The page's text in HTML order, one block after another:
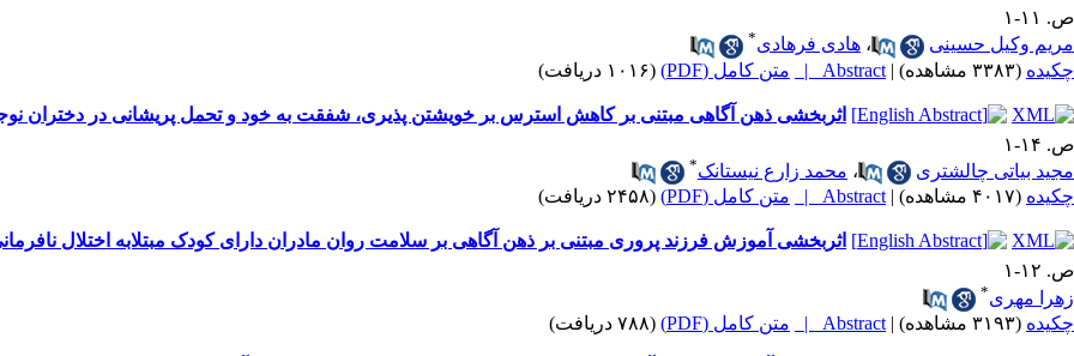
ص. ۱۱-۱
مریم وکیل حسینی
، هادی فرهادی*
چکیده (۳۳۸۳ مشاهده) |
Abstract | متن کامل (PDF) (۱۰۱۶ دریافت)
اثربخشی ذهن آگاهی مبتنی بر کاهش استرس بر خویشتن پذیری، شفقت به خود و تحمل پریشانی در دختران
ص. ۱۴-۱
مجید بیاتی چالشتری
، محمد زارع نیستانک*
چکیده (۴۰۱۷ مشاهده) |
Abstract | متن کامل (PDF) (۲۴۵۸ دریافت)
اثربخشی آموزش فرزند پروری مبتنی بر ذهن آگاهی بر سلامت روان مادران دارای کودک مبتلابه اختلال
ص. ۱۲-۱
زهرا مهری*
چکیده (۳۱۹۳ مشاهده) |
Abstract | متن کامل (PDF) (۷۸۸ دریافت)